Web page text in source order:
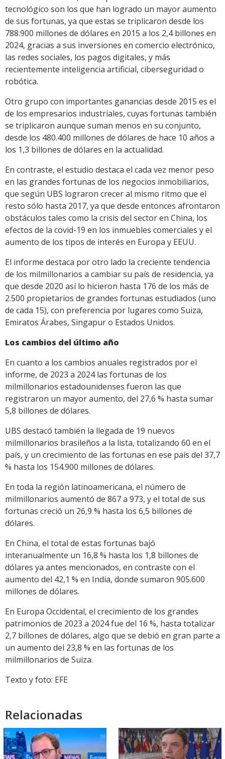
tecnológico son los que han logrado un mayor aumento
de sus fortunas, ya que estas se triplicaron desde los
788.900 millones de dólares en 2015 a los 2,4 billones en
2024, gracias a sus inversiones en comercio electrónico,
las redes sociales, los pagos digitales, y más
recientemente inteligencia artificial, ciberseguridad o
robótica.
Otro grupo con importantes ganancias desde 2015 es el
de los empresarios industriales, cuyas fortunas también
se triplicaron aunque suman menos en su conjunto,
desde los 480.400 millones de dólares de hace 10 años a
los 1,3 billones de dólares en la actualidad.
En contraste, el estudio destaca el cada vez menor peso
en las grandes fortunas de los negocios inmobiliarios,
que según UBS lograron crecer al mismo ritmo que el
resto sólo hasta 2017, ya que desde entonces afrontaron
obstáculos tales como la crisis del sector en China, los
efectos de la covid-19 en los inmuebles comerciales y el
aumento de los tipos de interés en Europa y EEUU.
El informe destaca por otro lado la creciente tendencia
de los milmillonarios a cambiar su país de residencia, ya
que desde 2020 así lo hicieron hasta 176 de los más de
2.500 propietarios de grandes fortunas estudiados (uno
de cada 15), con preferencia por lugares como Suiza,
Emiratos Árabes, Singapur o Estados Unidos.
Los cambios del último año
En cuanto a los cambios anuales registrados por el
informe, de 2023 a 2024 las fortunas de los
milmillonarios estadounidenses fueron las que
registraron un mayor aumento, del 27,6 % hasta sumar
5,8 billones de dólares.
UBS destacó también la llegada de 19 nuevos
milmillonarios brasileños a la lista, totalizando 60 en el
país, y un crecimiento de las fortunas en ese país del 37,7
% hasta los 154.900 millones de dólares.
En toda la región latinoamericana, el número de
milmillonarios aumentó de 867 a 973, y el total de sus
fortunas creció un 26,9 % hasta los 6,5 billones de
dólares.
En China, el total de estas fortunas bajó
interanualmente un 16,8 % hasta los 1,8 billones de
dólares ya antes mencionados, en contraste con el
aumento del 42,1 % en India, donde sumaron 905.600
millones de dólares.
En Europa Occidental, el crecimiento de los grandes
patrimonios de 2023 a 2024 fue del 16 %, hasta totalizar
2,7 billones de dólares, algo que se debió en gran parte a
un aumento del 23,8 % en las fortunas de los
milmillonarios de Suiza.
Texto y foto: EFE
Relacionadas